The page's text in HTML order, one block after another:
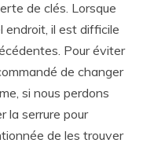
de clés. Lorsque
endroit, il est difficile
Pour éviter
de changer
si nous perdons
la serrure pour
de les trouver